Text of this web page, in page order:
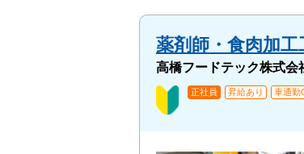
薬剤師・食肉加
高橋フードテック株式会
正社員 昇給あり 車通勤